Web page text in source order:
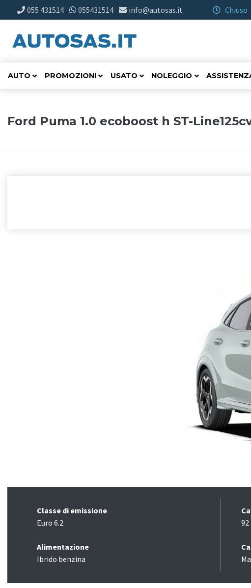
055 431514 055431514 info@autosas.it Chiuso
AUTO PROMOZIONI USATO NOLEGGIO
Ford Puma 1.0 ecoboost h ST-
Classe di emissione
Euro 6.2
Alimentazione
Ibrido benzina
92